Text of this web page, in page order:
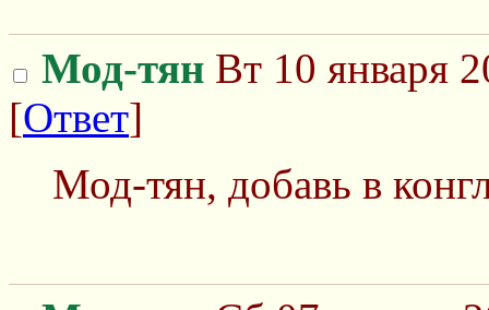
Мод-тян Вт 10 января
[Ответ]
Мод-тян, добавь в